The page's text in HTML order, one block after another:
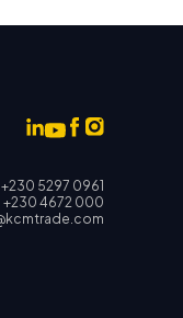
+230 5297 0961
+230 4672 000